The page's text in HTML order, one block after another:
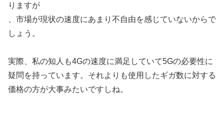
りますが
、市場が現状の速度にあまり不自由を感じていないからで
しょう。
実際、私の知人も4Gの速度に満足していて5Gの必要性に
疑問を持っています。それよりも使用したギガ数に対する
価格の方が大事みたいですしね。